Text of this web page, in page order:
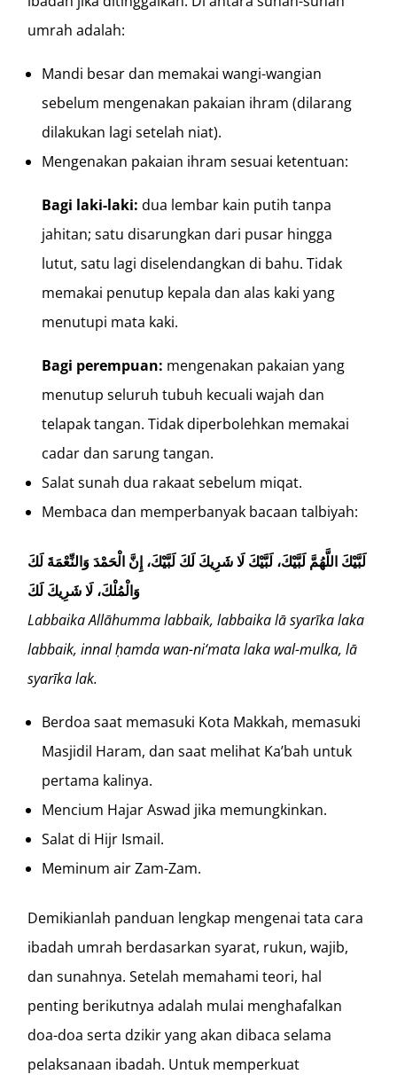
umrah adalah:
Mandi besar dan memakai wangi-wangian
sebelum mengenakan pakaian ihram (dilarang
dilakukan lagi setelah niat).
Mengenakan pakaian ihram sesuai ketentuan:
Bagi laki-laki: dua lembar kain putih tanpa
jahitan; satu disarungkan dari pusar hingga
lutut, satu lagi diselendangkan di bahu. Tidak
memakai penutup kepala dan alas kaki yang
menutupi mata kaki.
Bagi perempuan: mengenakan pakaian yang
menutup seluruh tubuh kecuali wajah dan
telapak tangan. Tidak diperbolehkan memakai
cadar dan sarung tangan.
Salat sunah dua rakaat sebelum miqat.
Membaca dan memperbanyak bacaan talbiyah:
لَبَّيْكَ اللَّهُمَّ لَبَّيْكَ، لَبَّيْكَ لَا شَرِيكَ لَكَ لَبَّيْكَ، إِنَّ الْحَمْدَ وَالنِّعْمَةَ لَكَ
وَالْمُلْكَ، لَا شَرِيكَ لَكَ
Labbaika Allāhumma labbaik, labbaika lā syarīka laka
labbaik, innal ḥamda wan-ni‘mata laka wal-mulka, lā
syarīka lak.
Berdoa saat memasuki Kota Makkah, memasuki
Masjidil Haram, dan saat melihat Ka’bah untuk
pertama kalinya.
Mencium Hajar Aswad jika memungkinkan.
Salat di Hijr Ismail.
Meminum air Zam-Zam.
Demikianlah panduan lengkap mengenai tata cara
ibadah umrah berdasarkan syarat, rukun, wajib,
dan sunahnya. Setelah memahami teori, hal
penting berikutnya adalah mulai menghafalkan
doa-doa serta dzikir yang akan dibaca selama
pelaksanaan ibadah. Untuk memperkuat